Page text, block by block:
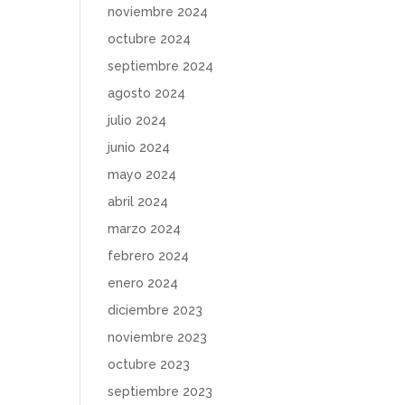
noviembre 2024
octubre 2024
septiembre 2024
agosto 2024
julio 2024
junio 2024
mayo 2024
abril 2024
marzo 2024
febrero 2024
enero 2024
diciembre 2023
noviembre 2023
octubre 2023
septiembre 2023